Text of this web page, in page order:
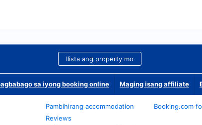
Ilista ang property mo
sa iyong booking online Maging isang affiliate
Pambihirang accommodation
Reviews
Booking.com